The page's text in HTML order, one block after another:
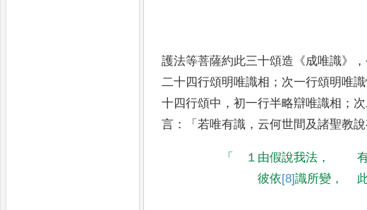
護法等菩薩約此三十頌造 《成唯識》，
二十四行頌明唯識相 ； 次一行頌明唯
十四行頌中 ， 初一行半略辯唯識相 ；
言 ：「 若唯有識 ， 云何世間及諸聖教
「 １由假說我法 ，
彼依[8]識所變 ，